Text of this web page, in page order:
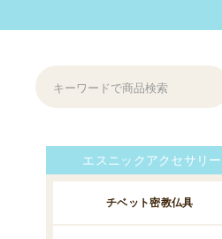
エスニックアクセサリー
チベット密教仏具